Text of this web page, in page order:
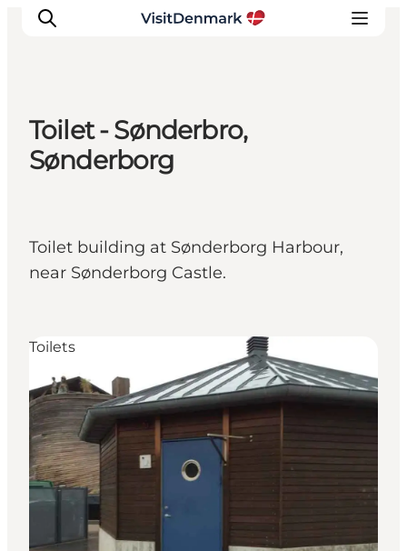
Inspiration
Planera resan
Toilet - Sønderbro,
Sønderborg
Toilet building at Sønderborg Harbour,
near Sønderborg Castle.
Toilets